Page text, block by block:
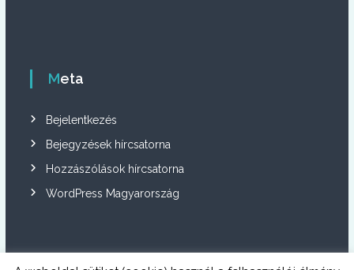
Meta
Bejelentkezés
Bejegyzések hírcsatorna
Hozzászólások hírcsatorna
WordPress Magyarország